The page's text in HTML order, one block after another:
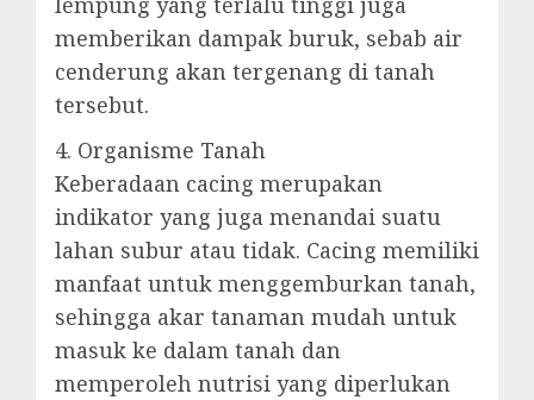
memberikan dampak buruk, sebab air
cenderung akan tergenang di tanah
tersebut.
4. Organisme Tanah
Keberadaan cacing merupakan
indikator yang juga menandai suatu
lahan subur atau tidak. Cacing memiliki
manfaat untuk menggemburkan tanah,
sehingga akar tanaman mudah untuk
masuk ke dalam tanah dan
memperoleh nutrisi yang diperlukan